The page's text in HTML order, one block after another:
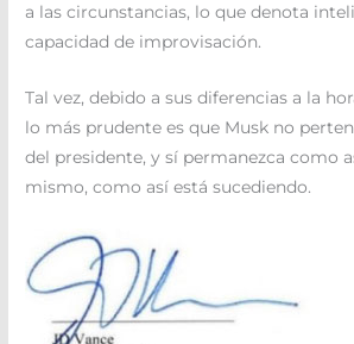
a las circunstancias, lo que denota
capacidad de improvisación.
Tal vez, debido a sus diferencias a la
lo más prudente es que Musk no
del presidente, y sí permanezca como
mismo, como así está sucediendo.